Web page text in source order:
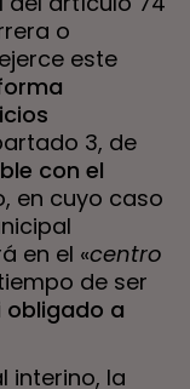
o
este
3, de
con el
en cuyo caso
en el «centro
de ser
a
interino, la